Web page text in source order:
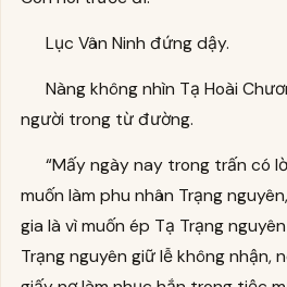
Lục Vân Ninh đứng dậy.
Nàng không nhìn Tạ Hoài
người trong từ đường.
“Mấy ngày nay trong trấn có
muốn làm phu nhân Trạng
gia là vì muốn ép Tạ Trạng
Trạng nguyên giữ lễ không nhận,